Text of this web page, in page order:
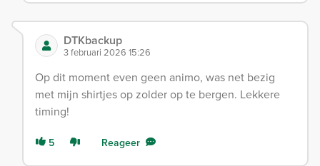
DTKbackup
3 februari 2026 15:26
Op dit moment even geen animo, was net bezig
met mijn shirtjes op zolder op te bergen. Lekkere
timing!
5 Reageer